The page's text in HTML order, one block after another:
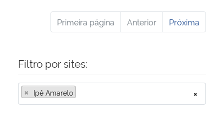
Primeira página Anterior Próxima
Filtro por sites:
×
× Ipê Amarelo